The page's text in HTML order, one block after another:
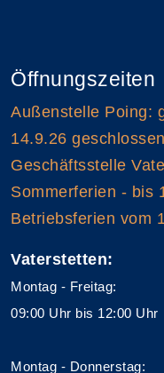
Öffnungszeiten
Außenstelle Poing:
14.9.26 geschlossen
Geschäftsstelle
Sommerferien - bis
Betriebsferien vom
Vaterstetten:
Montag - Freitag:
09:00 Uhr bis 12:00 Uhr
Montag - Donnerstag: